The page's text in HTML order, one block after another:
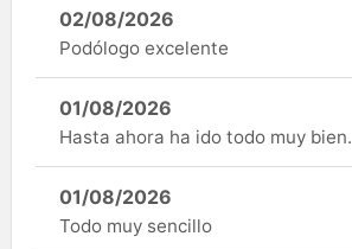
02/08/2026
Podólogo excelente
01/08/2026
Hasta ahora ha ido todo muy bien.
01/08/2026
Todo muy sencillo